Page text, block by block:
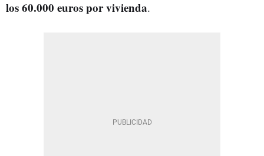
los 60.000 euros por vivienda.